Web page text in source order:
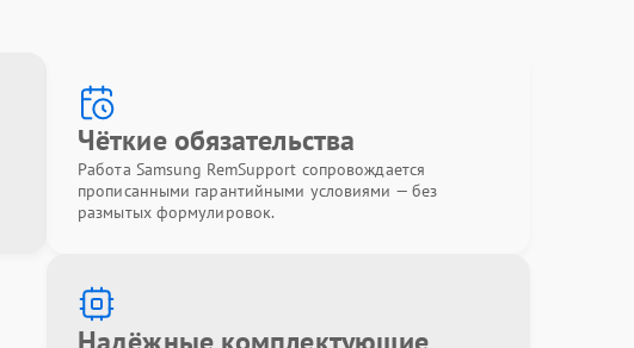
Чёткие обязательства
Работа Samsung RemSupport сопровождается
прописанными гарантийными условиями — без
размытых формулировок.